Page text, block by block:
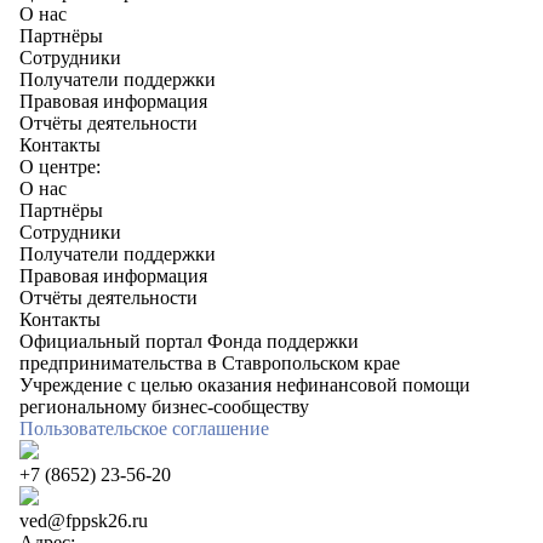
О нас
Партнёры
Сотрудники
Получатели поддержки
Правовая информация
Отчёты деятельности
Контакты
О центре:
О нас
Партнёры
Сотрудники
Получатели поддержки
Правовая информация
Отчёты деятельности
Контакты
Официальный портал Фонда поддержки
предпринимательства в Ставропольском крае
Учреждение с целью оказания нефинансовой помощи
региональному бизнес-сообществу
Пользовательское соглашение
+7 (8652) 23-56-20
ved@fppsk26.ru